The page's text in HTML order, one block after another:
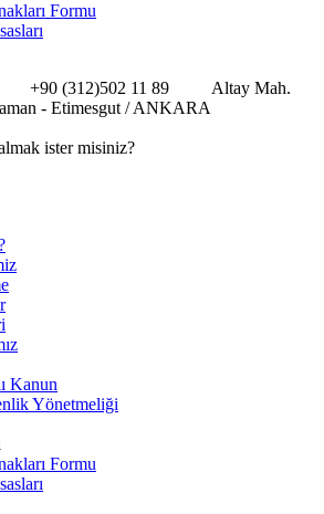
Formu
+90 (312)502 11 89
Altay Mah.
- Etimesgut / ANKARA
ister misiniz?
Kanun
Yönetmeliği
Formu